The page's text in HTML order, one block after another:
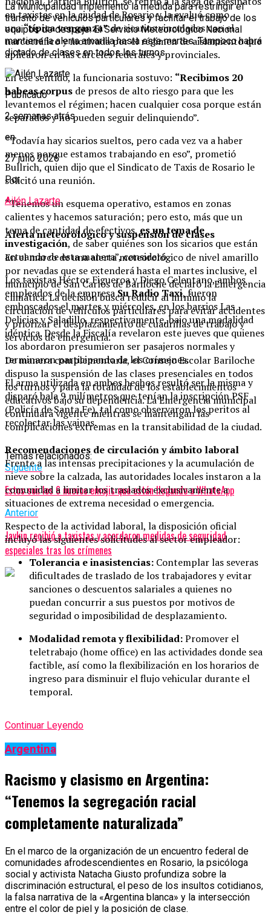
en taxistas en la ciudad de Rosario y la evaluó como
una“típica venganza”de sicarios vinculados con el
narcotráfico y motivada por el régimen de aislamiento que
aplicaron en las cárceles federales y provinciales.
En ese sentido, la funcionaria sostuvo: “Recibimos 20
habeas corpus de presos de alto riesgo para que les
levantemos el régimen; hacen cualquier cosa porque están
separados y no pueden seguir delinquiendo”.
“Todavía hay sicarios sueltos, pero cada vez va a haber
menos porque estamos trabajando en eso”, prometió
Bullrich, quien dijo que el Sindicato de Taxis de Rosario le
solicitó una reunión.
“Tenemos un esquema operativo, estamos en zonas
calientes y hacemos saturación; pero esto, más que un
tema de cantidad de efectivos,es un tema de
investigación, de saber quiénes son los sicarios que están
actuando de esta manera”, consideró.
Los taxistas Héctor Figueroa y Diego Celentano, ambos
empleados de la empresaSu Radio Taxi, fueron
emboscados el martes y miércoles, en los barrios Las
Delicias y Saladillo, respectivamente, bajo una modalidad
idéntica. Desde la Fiscalía revelaron este jueves que quienes
los abordaron presumieron ser pasajeros normales y
terminaron participando de los crímenes.
El arma utilizada en ambos hechos resultó ser la misma y
disparó bala 9 milímetros que tenían la inscripción PSF
(Policía de Santa Fe), tal como observaron los peritos al
recolectar las vainas.
Temas relacionados:
Siguente
Estos son los 6 nuevos emojis que están llegando a WhatsApp
Anterior
Javkin recibió a taxistas y acordaron medidas de seguridad
especiales tras los crímenes
La Municipalidad implementó la medida para restringir el
tránsito de vehículos particulares y facilitar el trabajo de los
equipos de despeje. El Servicio Meteorológico Nacional
mantiene la alerta amarilla hasta este martes. Tampoco habrá
dictado de clases en todos los turnos.
Publicado
2 semanas atrás
en
27 julio 2026
Por
Ailén Lazarte
Alerta meteorológico y suspensión de clases
En el marco de una alerta meteorológico de nivel amarillo
por nevadas que se extenderá hasta el martes inclusive, el
municipio de San Carlos de Bariloche declaró la Emergencia
climática. La decisión busca reducir al mínimo la
circulación de vehículos particulares para evitar accidentes
y priorizar el desplazamiento de cuadrillas de trabajo y
servicios de emergencia.
De manera complementaria, el Consejo Escolar Bariloche
dispuso la suspensión de las clases presenciales en todos
los turnos y para la totalidad de los establecimientos
educativos bajo su dependencia. La Emergencia municipal
continuará vigente mientras se mantengan las
complicaciones extremas en la transitabilidad de la ciudad.
Recomendaciones de circulación y ámbito laboral
Frente a las intensas precipitaciones y la acumulación de
nieve sobre la calzada, las autoridades locales instaron a la
comunidad a limitar los traslados exclusivamente a
situaciones de extrema necesidad o emergencia.
Respecto de la actividad laboral, la disposición oficial
incluyó las siguientes solicitudes al sector empleador:
Tolerancia e inasistencias: Contemplar las severas
dificultades de traslado de los trabajadores y evitar
sanciones o descuentos salariales a quienes no
puedan concurrir a sus puestos por motivos de
seguridad o imposibilidad de desplazamiento.
Modalidad remota y flexibilidad:Promover el
teletrabajo (home office) en las actividades donde sea
factible, así como la flexibilización en los horarios de
ingreso para disminuir el flujo vehicular durante el
temporal.
Continuar Leyendo
Argentina
Racismo y clasismo en Argentina:
“Tenemos la segregación racial
completamente naturalizada”
En el marco de la organización de un encuentro federal de
comunidades afrodescendientes en Rosario, la psicóloga
social y activista Natacha Giusto profundiza sobre la
discriminación estructural, el peso de los insultos cotidianos,
la falsa narrativa de la «Argentina blanca» y la intersección
entre el color de piel y la posición de clase.